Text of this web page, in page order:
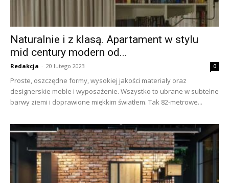
Naturalnie i z klasą. Apartament w stylu
mid century modern od...
Redakcja - 20 lutego 2023 0
Proste, oszczędne formy, wysokiej jakości materiały oraz
designerskie meble i wyposażenie. Wszystko to ubrane w subtelne
barwy ziemi i doprawione miękkim światłem. Tak 82-metrowe...